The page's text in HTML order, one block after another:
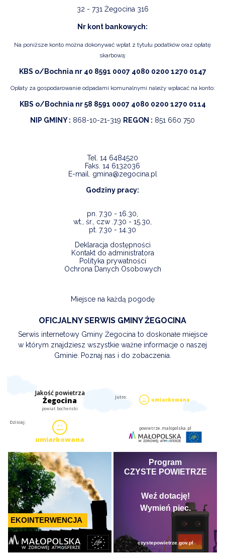
32 - 731 Żegocina 316
Nr kont bankowych:
Na poniższe konto można dokonywać wpłat z tytułu podatków oraz opłatę
skarbową:
KBS o/Bochnia nr 40 8591 0007 4080 0200 1270 0147
Opłaty za gospodarowanie odpadami komunalnymi należy wpłacać na konto:
KBS o/Bochnia nr 58 8591 0007 4080 0200 1270 0114
NIP GMINY : 868-10-21-319 REGON : 851 660 750
Tel. 14 6484520
Faks. 14 6132036
E-mail. gmina@zegocina.pl
Godziny pracy:
pn. 7.30 - 16.30,
wt., śr., czw .7.30 - 15.30,
pt. 7.30 - 14.30
Deklaracja dostępności
Kontakt do administratora
Polityka prywatności
Ochrona Danych Osobowych
Miejsce na każdą pogodę
OFICJALNY SERWIS GMINY ŻEGOCINA
Serwis internetowy Gminy Żegocina to doskonałe miejsce
w którym znajdziesz wszystkie ważne informacje o naszej
Gminie. Poznaj nas i do zobaczenia.